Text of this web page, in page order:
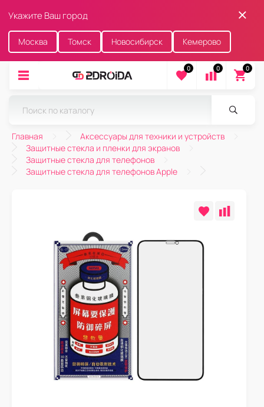
Укажите Ваш город
Москва Томск Новосибирск Кемерово
0 0 0
Главная
Аксессуары для техники и устройств
Защитные стекла и пленки для экранов
Защитные стекла для телефонов
Защитные стекла для телефонов Apple